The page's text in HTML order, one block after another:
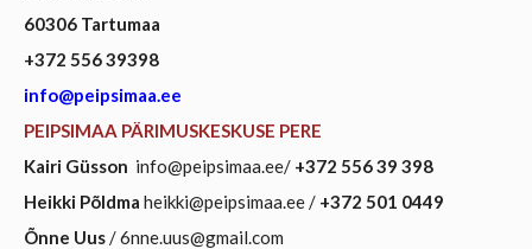
60306 Tartumaa
+372 556 39398
info@peipsimaa.ee
PEIPSIMAA PÄRIMUSKESKUSE PERE
Kairi Güsson info@peipsimaa.ee/ +372 556 39 398
Heikki Põldma heikki@peipsimaa.ee / +372 501 0449
Õnne Uus/ 6nne.uus@gmail.com